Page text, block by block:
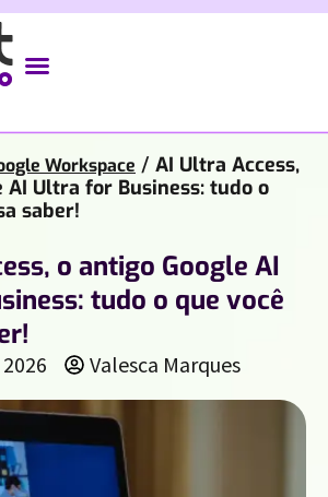
Workspace / AI Ultra Access,
AI Ultra for Business: tudo o
saber!
o antigo Google AI
tudo o que você
Valesca Marques